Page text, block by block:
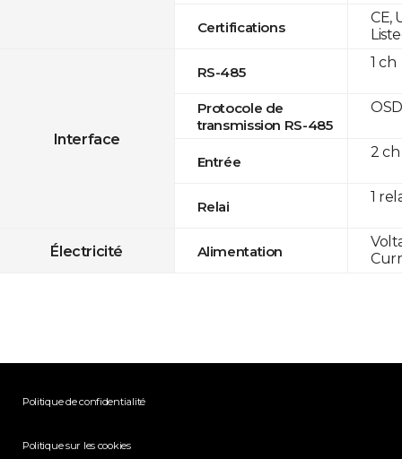
Certifications
Interface
RS-485
Protocole de
transmission RS-485
Entrée
Relai
Électricité Alimentation
CE,
1 ch
2 ch
1
Politique de confidentialité
Politique sur les cookies